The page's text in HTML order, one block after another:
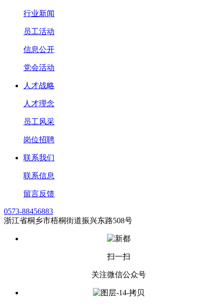
行业新闻
员工活动
信息公开
党会活动
人才战略
人才理念
员工风采
岗位招聘
联系我们
联系信息
留言反馈
0573-88456883
浙江省桐乡市梧桐街道振兴东路508号
扫一扫
关注微信公众号